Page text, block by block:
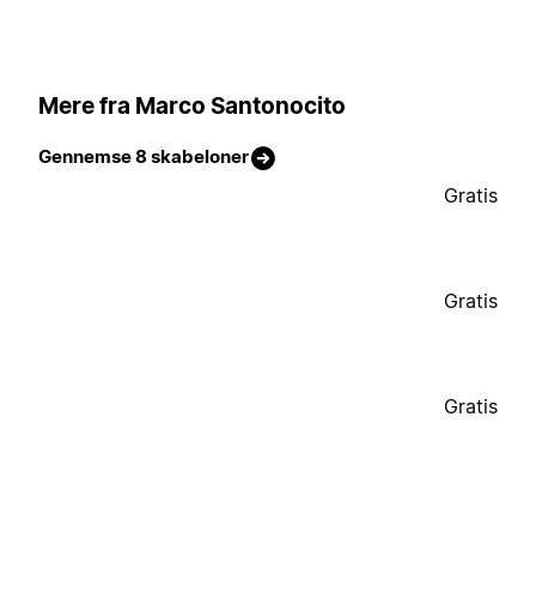
Mere fra Marco Santonocito
Gennemse 8 skabeloner
Gratis
Gratis
Gratis